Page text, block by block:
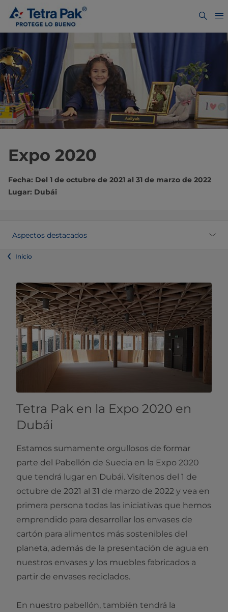
Expo 2020
Fecha: Del 1 de octubre de 2021 al 31 de marzo de 2022
Lugar: Dubái
​​Aspectos destacados
Inicio
Tetra Pak en la Expo 2020 en
Dubái
Estamos sumamente orgullosos de formar
parte del Pabellón de Suecia en la Expo 2020
que tendrá lugar en Dubái. Visítenos del 1 de
octubre de 2021 al 31 de marzo de 2022 y vea en
primera persona todas las iniciativas que hemos
emprendido para desarrollar los envases de
cartón para alimentos más sostenibles del
planeta, además de la presentación de agua en
nuestros envases y los muebles fabricados a
partir de envases reciclados.
En nuestro pabellón, también tendrá la